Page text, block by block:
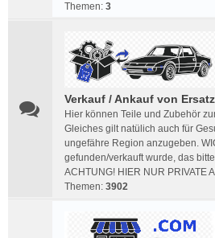
Themen: 3
Verkauf / Ankauf von
Hier können Teile und Zubehör
Gleiches gilt natülich auch für
ungefähre Region anzugeben.
gefunden/verkauft wurde, das
ACHTUNG! HIER NUR PRIVATE
Themen: 3902